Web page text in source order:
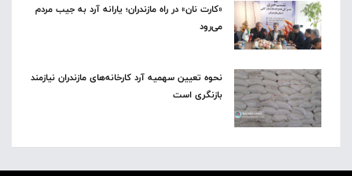
«کارت نان» در راه مازندران؛ یارانه آرد به جیب مردم
می‌رود
نحوه تعیین سهمیه آرد کارخانه‌های مازندران نیازمند
بازنگری است